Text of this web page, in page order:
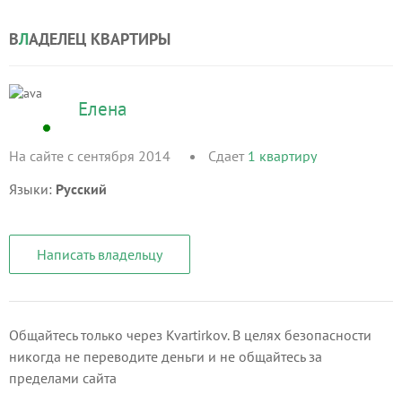
ВЛАДЕЛЕЦ КВАРТИРЫ
Елена
На сайте с сентября 2014 Сдает 1 квартиру
Языки: Русский
Написать владельцу
Общайтесь только через Kvartirkov. В целях безопасности
никогда не переводите деньги и не общайтесь за
пределами сайта